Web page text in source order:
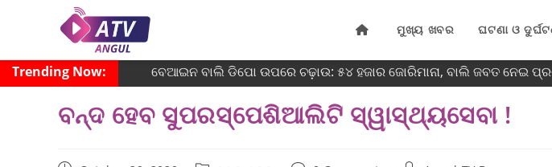
ମୁଖ୍ୟ ଖବର ଘଟଣା ଓ
Trending Now: ବେଆଇନ ବାଲି ଡିପୋ ଉପରେ ଚଢ଼ାଉ: ୫୪ ହଜାର ଜୋରିମାନା, ବାଲି ଜବତ ନେଇ
ବନ୍ଦ ହେବ ସୁପରସ୍ପେଶିଆଲିଟି ସ୍ୱାସ୍ଥ୍ୟସେବା !